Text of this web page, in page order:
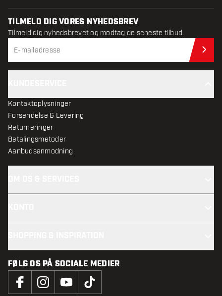
TILMELD DIG VORES NYHEDSBREV
Tilmeld dig nyhedsbrevet og modtag de seneste tilbud.
Kontaktoplysninger
Forsendelse & Levering
Returneringer
Betalingsmetoder
Aanbudsanmodning
FØLG OS PÅ SOCIALE MEDIER